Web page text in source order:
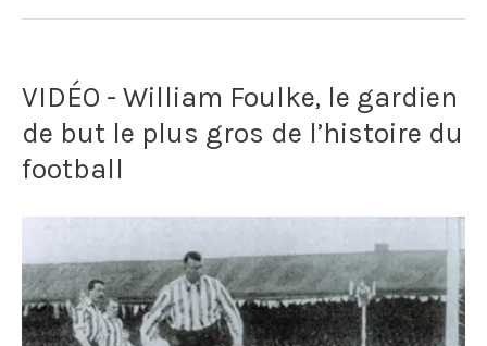
du
Munich
s'assoie
à
la
Un
amateur
d’Istanbul
mouette
de
VIDÉO - William Foulke, le gardien
de but le plus gros de l’histoire du
football